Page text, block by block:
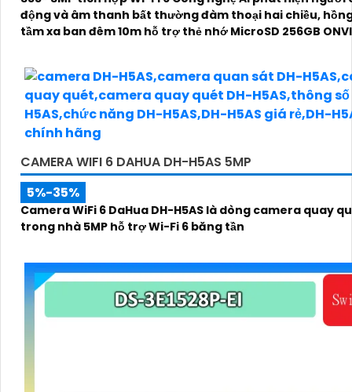
động và âm thanh bất thường đàm thoại hai chiều,
tầm xa ban đêm 10m hỗ trợ thẻ nhớ MicroSD 256GB
CAMERA WIFI 6 DAHUA DH-H5AS 5MP
5%-35%
Camera WiFi 6 DaHua DH-H5AS là dòng camera quay
trong nhà 5MP hỗ trợ Wi-Fi 6 băng tần